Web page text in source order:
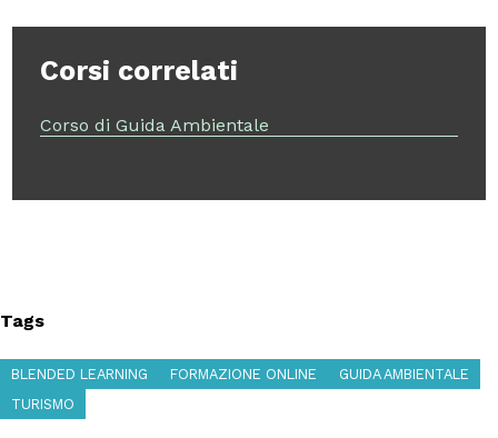
Corsi correlati
Corso di Guida Ambientale
Tags
BLENDED LEARNING FORMAZIONE ONLINE
GUIDA AMBIENTALE
TURISMO